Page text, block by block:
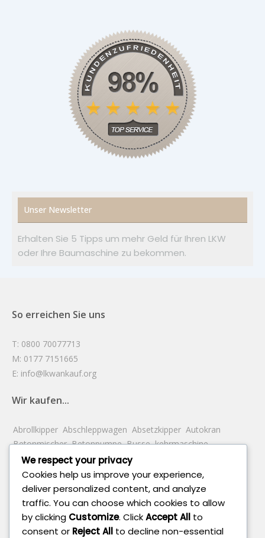
Unser Newsletter
Erhalten Sie 5 Tipps um mehr Geld für Ihren LKW
oder Ihre Baumaschine zu bekommen.
So erreichen Sie uns
T: 0800 70077713
M: 0177 7151665
E: info@lkwankauf.org
Wir kaufen...
Abrollkipper Abschleppwagen Absetzkipper Autokran
Betonmischer Betonpumpe Busse kehrmaschine
Kettenbagger Kipper Koffer Kompaktbagger
Lastwagen Mobile Bagger Pick Up Planierraupe
Radlader Reservation Sattelzugmaschine Saugwagen
Schrottbagger Tankwagen Teleskopbagger
Traktor
Wechselfahrgestell Wohnmobile
We respect your privacy
Cookies help us improve your experience,
deliver personalized content, and analyze
traffic. You can choose which cookies to allow
by clicking Customize. ClickAccept All to
consent or Reject All to decline non-essential